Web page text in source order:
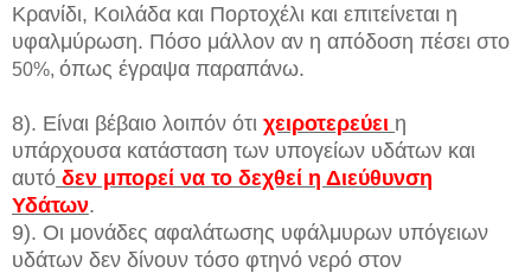
Κρανίδι, Κοιλάδα και Πορτοχέλι και επιτείνεται η
υφαλμύρωση. Πόσο μάλλον αν η απόδοση πέσει στο
50%, όπως έγραψα παραπάνω.
8). Είναι βέβαιο λοιπόν ότι χειροτερεύει η
υπάρχουσα κατάσταση των υπογείων υδάτων και
αυτό δεν μπορεί να το δεχθεί η Διεύθυνση
Υδάτων.
9). Οι μονάδες αφαλάτωσης υφάλμυρων υπόγειων
υδάτων δεν δίνουν τόσο φτηνό νερό στον